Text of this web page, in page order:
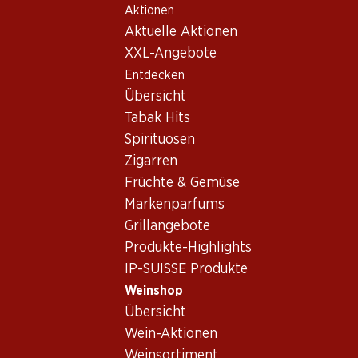
Aktionen
Aktuelle Aktionen
XXL-Angebote
Entdecken
Übersicht
Tabak Hits
Spirituosen
Zigarren
Früchte & Gemüse
Markenparfums
Grillangebote
Produkte-Highlights
IP-SUISSE Produkte
Weinshop
Übersicht
Wein-Aktionen
Wein Sortiment
Chile - Maipo Valley
Concha y Toro Casillero del
Diablo Cabernet Sauvignon
Los Pasos Carménère
2024